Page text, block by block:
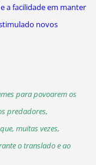
a facilidade em manter
novos
para povoarem os
predadores,
muitas vezes,
o translado e ao